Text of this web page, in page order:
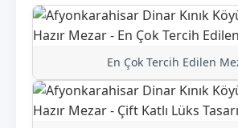
En Çok Tercih Edilen